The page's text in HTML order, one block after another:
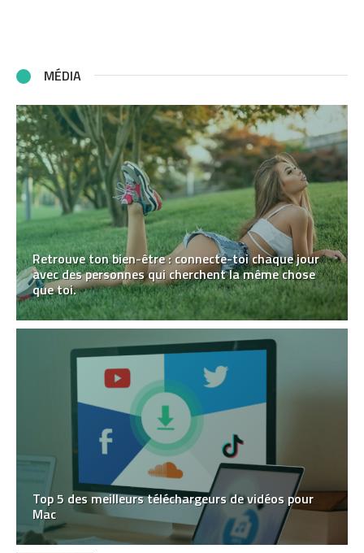
MÉDIA
Retrouve ton bien-être : connecte-toi chaque jour
avec des personnes qui cherchent la même chose
que toi.
Top 5 des meilleurs téléchargeurs de vidéos pour
Mac